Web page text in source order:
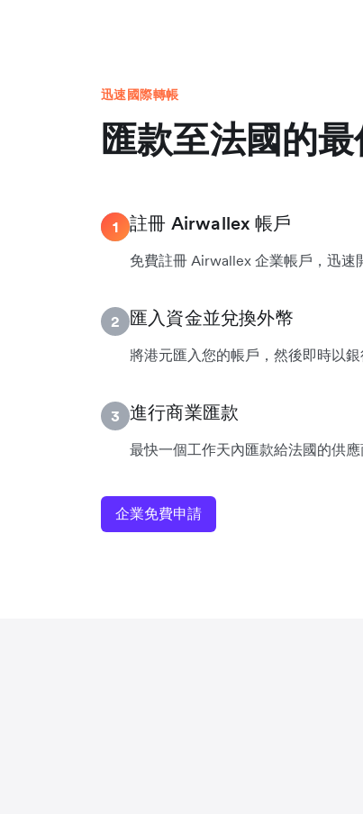
迅速國際轉帳
匯款至法國的
1 註冊 Airwallex 帳戶
免費註冊 Airwallex 企業帳戶，迅速
2 匯入資金並兌換外幣
將港元匯入您的帳戶，然後即時以
3 進行商業匯款
最快一個工作天內匯款給法國的供
企業免費申請